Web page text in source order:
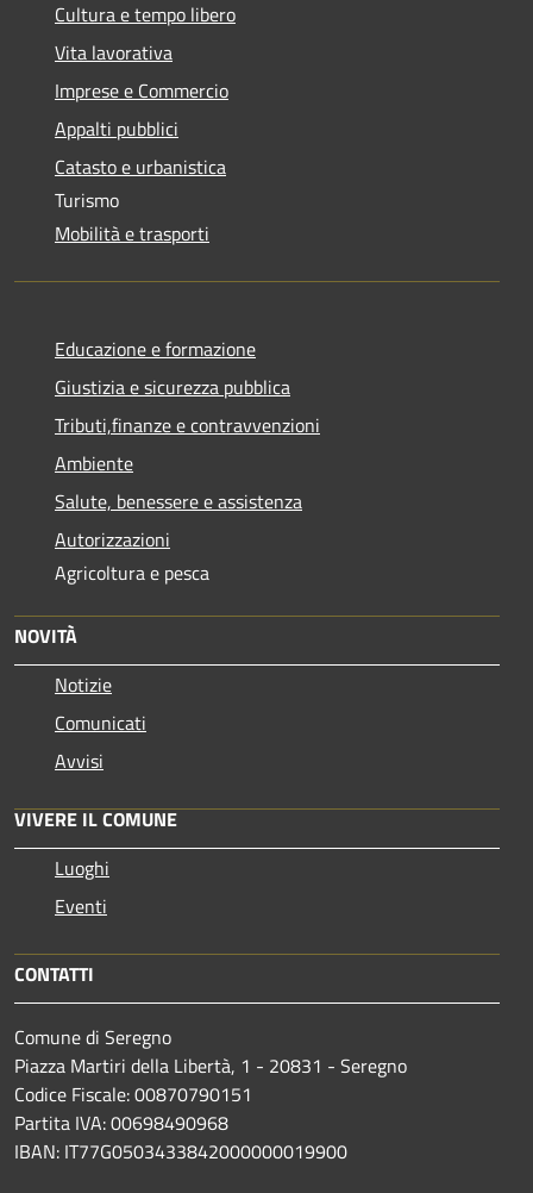
Cultura e tempo libero
Vita lavorativa
Imprese e Commercio
Appalti pubblici
Catasto e urbanistica
Turismo
Mobilità e trasporti
Educazione e formazione
Giustizia e sicurezza pubblica
Tributi,finanze e contravvenzioni
Ambiente
Salute, benessere e assistenza
Autorizzazioni
Agricoltura e pesca
NOVITÀ
Notizie
Comunicati
Avvisi
VIVERE IL COMUNE
Luoghi
Eventi
CONTATTI
Comune di Seregno
Piazza Martiri della Libertà, 1 - 20831 - Seregno
Codice Fiscale: 00870790151
Partita IVA: 00698490968
IBAN: IT77G0503433842000000019900